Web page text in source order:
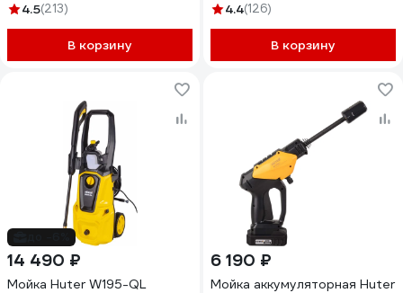
4.5(213)
В корзину
4.4(126)
В корзину
14 490 ₽
Мойка Huter W195-QL
6 190 ₽
Мойка аккумуляторная Huter